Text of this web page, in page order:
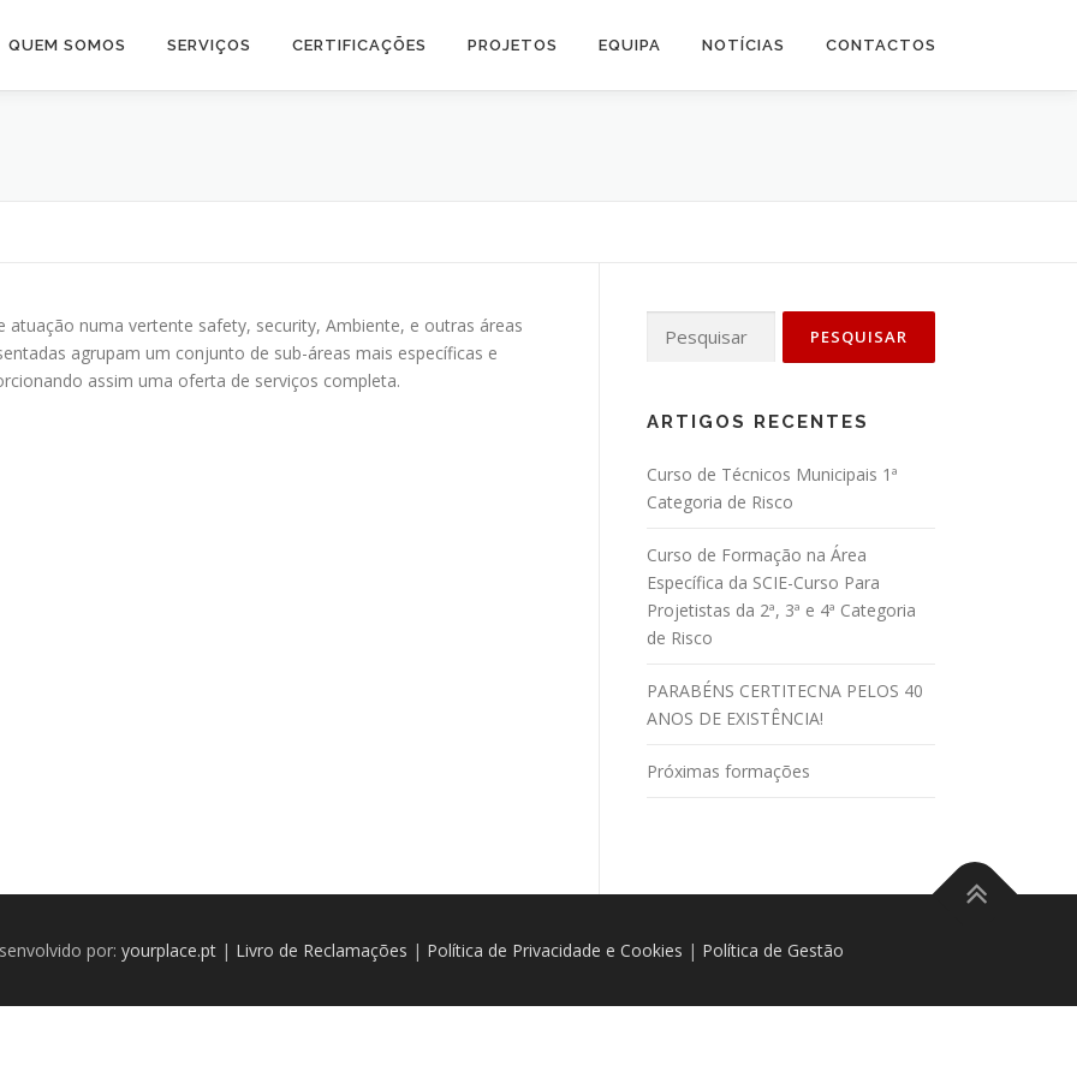
QUEM SOMOS SERVIÇOS CERTIFICAÇÕES PROJETOS EQUIPA NOTÍCIAS CONTACTOS
numa vertente safety, security, Ambiente, e outras áreas
agrupam um conjunto de sub-áreas mais específicas e
assim uma oferta de serviços completa.
por:
ARTIGOS RECENTES
Curso de Técnicos Municipais 1ª
Categoria de Risco
Curso de Formação na Área
Específica da SCIE-Curso Para
Projetistas da 2ª, 3ª e 4ª Categoria
de Risco
PARABÉNS CERTITECNA PELOS 40
ANOS DE EXISTÊNCIA!
Próximas formações
por: yourplace.pt | Livro de Reclamações | Política de Privacidade e Cookies | Política de Gestão